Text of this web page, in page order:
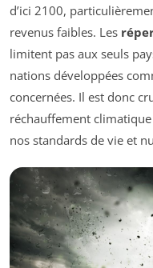
d’ici 2100,
revenus faibles. Les
limitent pas aux seuls
nations développées
concernées. Il est donc
réchauffement
nos standards de vie et